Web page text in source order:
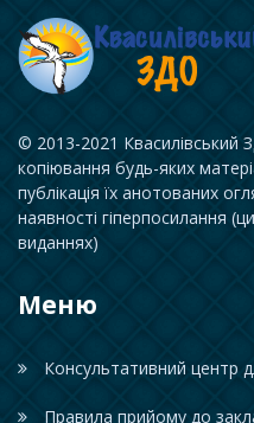
© 2013-2021
копіювання будь-яких
публікація їх анотованих
наявності гіперпосилання
виданнях)
Меню
Консультативний центр
Правила прийому до